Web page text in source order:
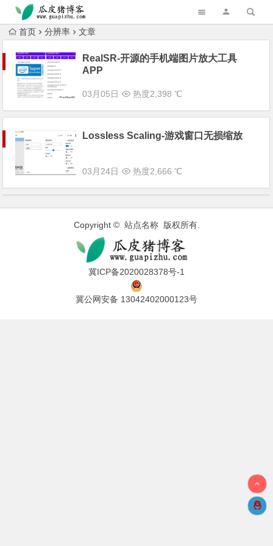
跳转到主内容
首页 分辨率 文章
RealSR-开源的手机端图片放大工具
APP
03月05日 热度2,398 ℃
Lossless Scaling-游戏窗口无损缩放
03月24日 热度2,666 ℃
Copyright © 站点名称 版权所有.
冀ICP备2020028378号-1
冀公网安备 13042402000123号